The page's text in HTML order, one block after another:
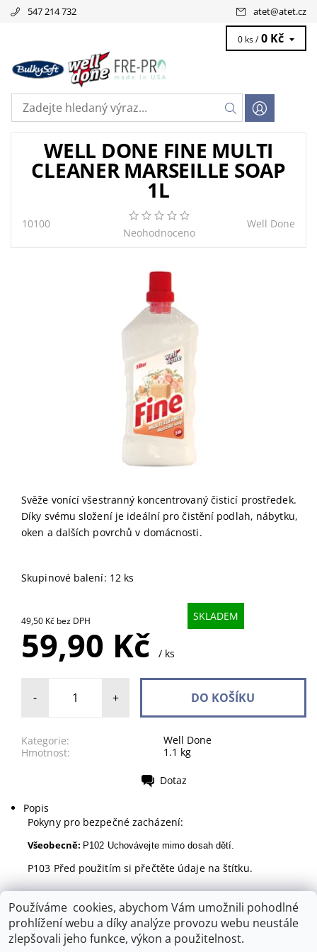
547 214 732 atet@atet.cz
0 ks / 0 Kč
WELL DONE FINE MULTI
CLEANER MARSEILLE SOAP
1L
10100
Neohodnoceno
Well Done
Svěže vonící všestranný koncentrovaný čisticí prostředek.
Díky svému složení je ideální pro čistění podlah, nábytku,
oken a dalších povrchů v domácnosti.
Skupinové balení: 12 ks
49,50 Kč bez DPH SKLADEM
59,90 Kč / ks
- +
Kategorie:
Well Done
Hmotnost:
1.1 kg
Dotaz
Popis
Pokyny pro bezpečné zacházení:
Všeobecně: P102 Uchovávejte mimo dosah dětí.
P103 Před použitím si přečtěte údaje na štítku.
BulkySoft | Well Done | FRE-PRO
Používáme cookies, abychom Vám umožnili pohodlné
prohlížení webu a díky analýze provozu webu neustále
zlepšovali jeho funkce, výkon a použitelnost.